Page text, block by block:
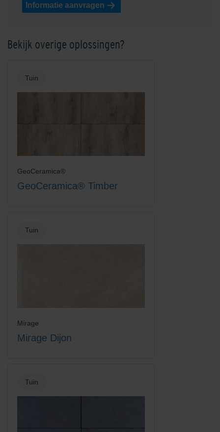
Informatie aanvragen
Bekijk overige oplossingen?
Tuin
GeoCeramica®
GeoCeramica® Timber
Tuin
Mirage
Mirage Dijon
Tuin